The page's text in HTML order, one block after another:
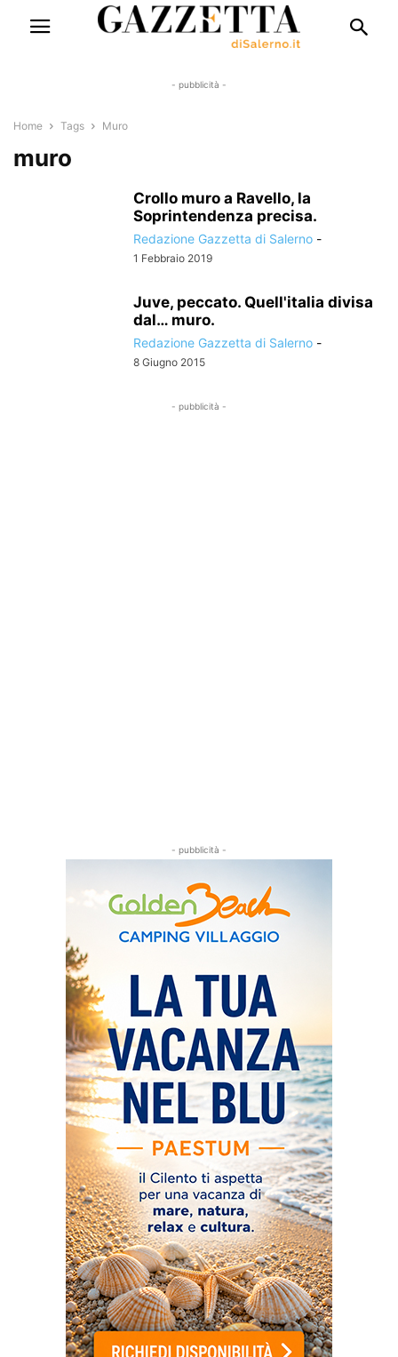
- pubblicità -
Home Tags Muro
muro
Crollo muro a Ravello, la
Soprintendenza precisa.
Redazione Gazzetta di Salerno -
1 Febbraio 2019
Juve, peccato. Quell'italia divisa
dal… muro.
Redazione Gazzetta di Salerno -
8 Giugno 2015
- pubblicità -
- pubblicità -